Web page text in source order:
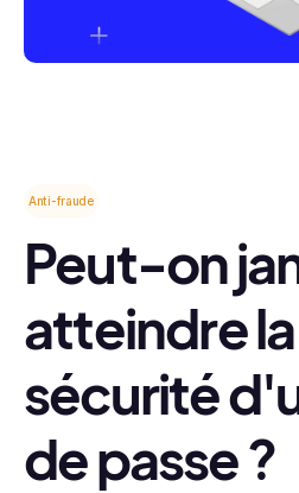
Anti-fraude
Peut-on
atteindre
sécurité
de passe ?